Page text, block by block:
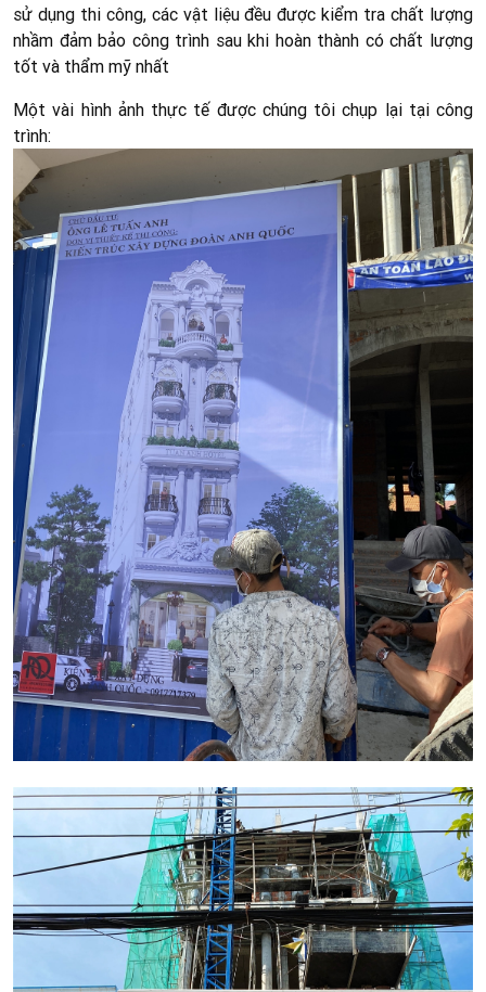
sử dụng thi công, các vật liệu đều được kiểm tra chất lượng
nhầm đảm bảo công trình sau khi hoàn thành có chất lượng
tốt và thẩm mỹ nhất
Một vài hình ảnh thực tế được chúng tôi chụp lại tại công
trình: